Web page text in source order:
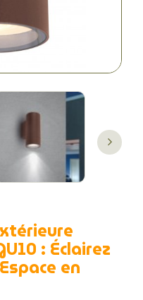
: Éclairez
en